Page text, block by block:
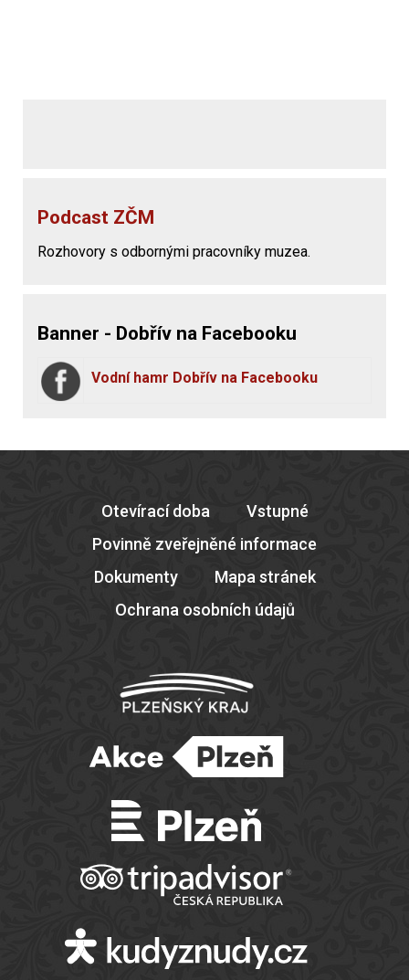
Podcast ZČM
Rozhovory s odbornými pracovníky muzea.
Banner - Dobřív na Facebooku
Vodní hamr Dobřív na Facebooku
Otevírací doba
Vstupné
Povinně zveřejněné informace
Dokumenty
Mapa stránek
Ochrana osobních údajů